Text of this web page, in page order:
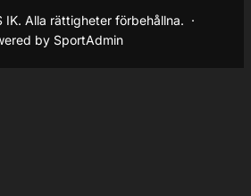
Alla rättigheter förbehållna. ·
by SportAdmin